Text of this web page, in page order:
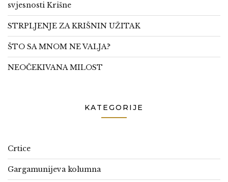
svjesnosti Krišne
STRPLJENJE ZA KRIŠNIN UŽITAK
ŠTO SA MNOM NE VALJA?
NEOČEKIVANA MILOST
KATEGORIJE
Crtice
Gargamunijeva kolumna